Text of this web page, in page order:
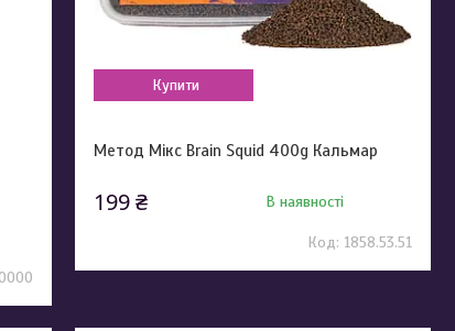
Купити
Метод Мікс Brain Squid 400g Кальмар
199 ₴ В наявності
1858.53.51